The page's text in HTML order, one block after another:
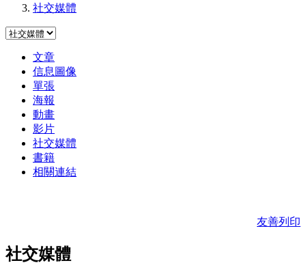
社交媒體
文章
信息圖像
單張
海報
動畫
影片
社交媒體
書籍
相關連結
友善列印
社交媒體